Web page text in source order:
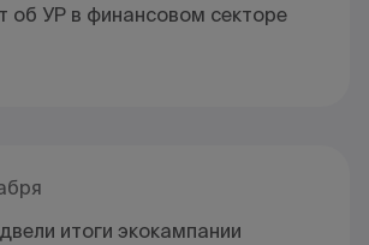
об УР в финансовом секторе
итоги экокампании